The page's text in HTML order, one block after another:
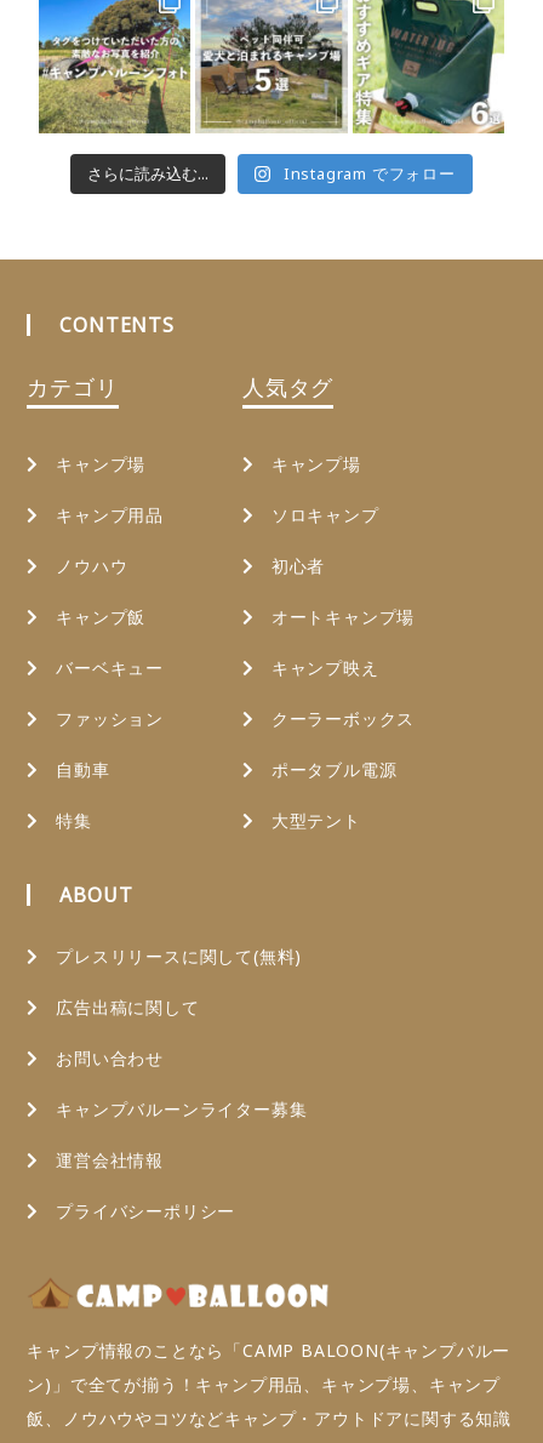
さらに読み込む... Instagram でフォロー
CONTENTS
カテゴリ
キャンプ場
キャンプ用品
ノウハウ
キャンプ飯
バーベキュー
ファッション
自動車
特集
人気タグ
キャンプ場
ソロキャンプ
初心者
オートキャンプ場
キャンプ映え
クーラーボックス
ポータブル電源
大型テント
ABOUT
プレスリリースに関して(無料)
広告出稿に関して
お問い合わせ
キャンプバルーンライター募集
運営会社情報
プライバシーポリシー
キャンプ情報のことなら「CAMP BALOON(キャンプバルー
ン)」で全てが揃う！キャンプ用品、キャンプ場、キャンプ
飯、ノウハウやコツなどキャンプ・アウトドアに関する知識